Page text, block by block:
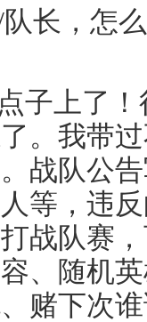
长，怎
子上了
。我带
战队公
等，违
战队赛
、随机
赌下次